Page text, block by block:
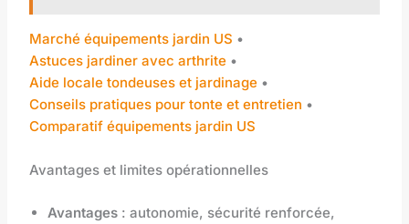
Marché équipements jardin US •
Astuces jardiner avec arthrite •
Aide locale tondeuses et jardinage •
Conseils pratiques pour tonte et entretien •
Comparatif équipements jardin US
Avantages et limites opérationnelles
Avantages : autonomie, sécurité renforcée,